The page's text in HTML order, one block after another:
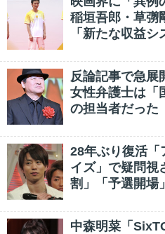
稲垣吾郎・草彅
「新たな収益シ
反論記事で急展
女性弁護士は「
の担当者だった
28年ぶり復活「
イズ」で疑問視
割」「予選開場
中森明菜「